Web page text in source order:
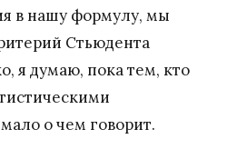
в нашу формулу, мы
Стьюдента
я думаю, пока тем, кто
о чем говорит.